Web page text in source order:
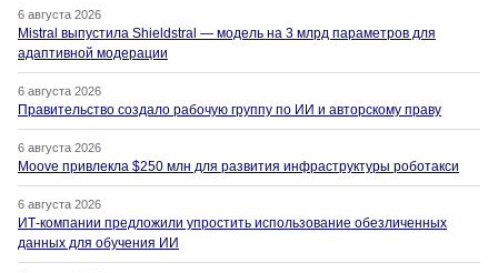
6 августа 2026
Mistral выпустила Shieldstral — модель на 3 млрд параметров для
адаптивной модерации
6 августа 2026
Правительство создало рабочую группу по ИИ и авторскому праву
6 августа 2026
Moove привлекла $250 млн для развития инфраструктуры роботакси
6 августа 2026
ИТ-компании предложили упростить использование обезличенных
данных для обучения ИИ